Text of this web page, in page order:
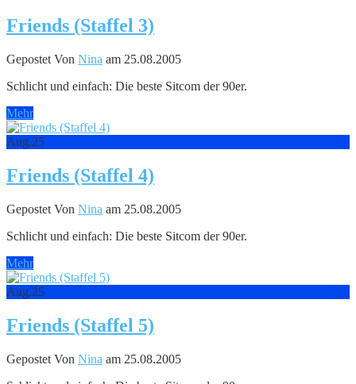
Friends (Staffel 3)
Gepostet Von Nina am 25.08.2005
Schlicht und einfach: Die beste Sitcom der 90er.
Mehr
Aug.25
Friends (Staffel 4)
Gepostet Von Nina am 25.08.2005
Schlicht und einfach: Die beste Sitcom der 90er.
Mehr
Aug.25
Friends (Staffel 5)
Gepostet Von Nina am 25.08.2005